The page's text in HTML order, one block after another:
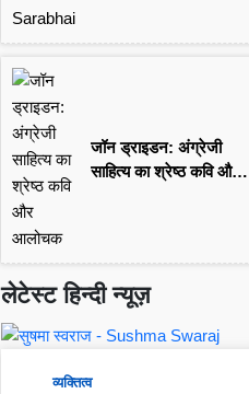
जॉन ड्राइडन: अंग्रेजी
साहित्य का श्रेष्ठ कवि और
लेटेस्ट हिन्दी न्यूज़
व्यक्तित्व